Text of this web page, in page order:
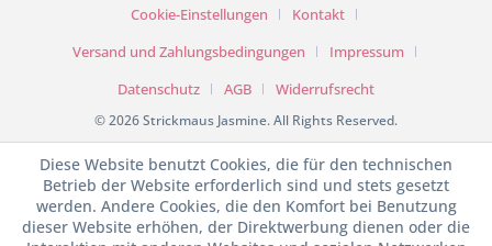
Cookie-Einstellungen
Kontakt
Versand und Zahlungsbedingungen
Impressum
Datenschutz
AGB Widerrufsrecht
© 2026 Strickmaus Jasmine. All Rights Reserved.
Diese Website benutzt Cookies, die für den technischen
Betrieb der Website erforderlich sind und stets gesetzt
werden. Andere Cookies, die den Komfort bei Benutzung
dieser Website erhöhen, der Direktwerbung dienen oder die